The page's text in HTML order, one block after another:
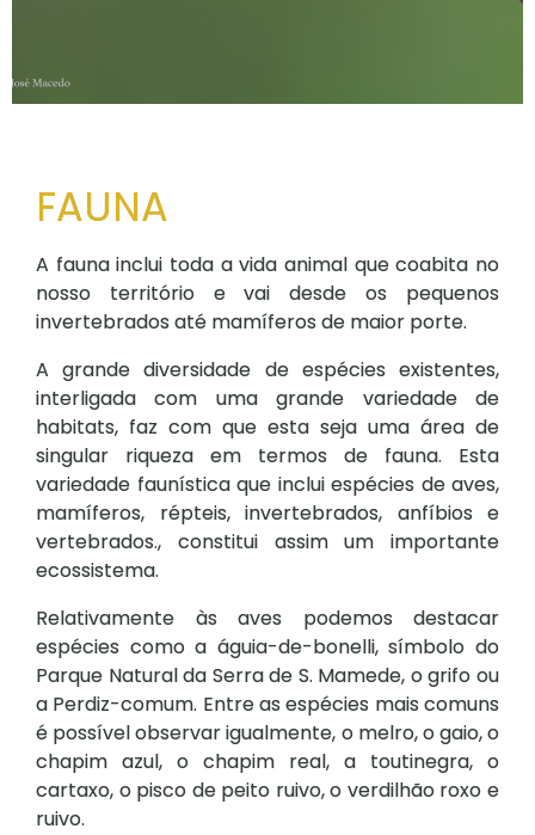
FAUNA
A fauna inclui toda a vida animal que coabita no
nosso território e vai desde os pequenos
invertebrados até mamíferos de maior porte.
A grande diversidade de espécies existentes,
interligada com uma grande variedade de
habitats, faz com que esta seja uma área de
singular riqueza em termos de fauna. Esta
variedade faunística que inclui espécies de aves,
mamíferos, répteis, invertebrados, anfíbios e
vertebrados., constitui assim um importante
ecossistema.
Relativamente às aves podemos destacar
espécies como a águia-de-bonelli, símbolo do
Parque Natural da Serra de S. Mamede, o grifo ou
a Perdiz-comum. Entre as espécies mais comuns
é possível observar igualmente, o melro, o gaio, o
chapim azul, o chapim real, a toutinegra, o
cartaxo, o pisco de peito ruivo, o verdilhão roxo e
ruivo.